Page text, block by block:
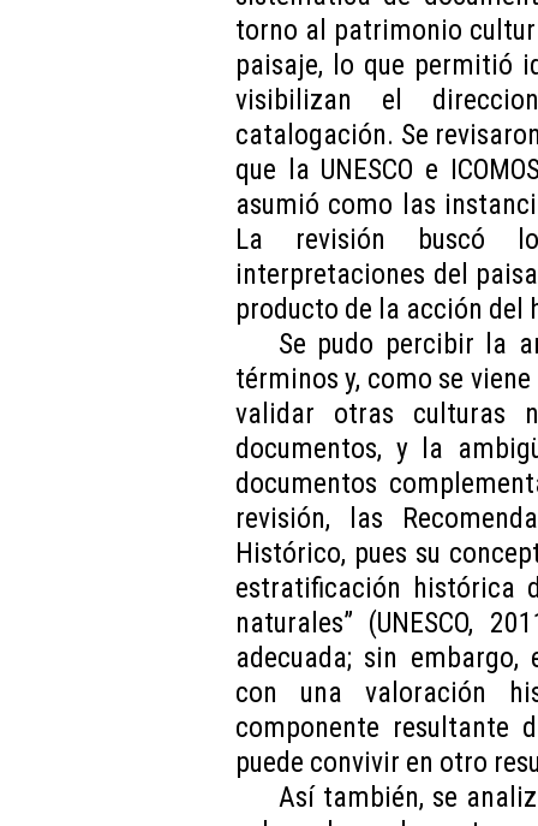
torno al patrimonio
paisaje, lo que permitió
visibilizan el
catalogación. Se
que la UNESCO e
asumió como las
La revisión buscó
interpretaciones del
producto de la acción del
Se pudo percibir la
términos y, como se
validar otras culturas
documentos, y la
documentos
revisión, las
Histórico, pues su
estratificación histórica
naturales” (UNESCO,
adecuada; sin
con una valoración
componente resultante
puede convivir en otro
Así también, se